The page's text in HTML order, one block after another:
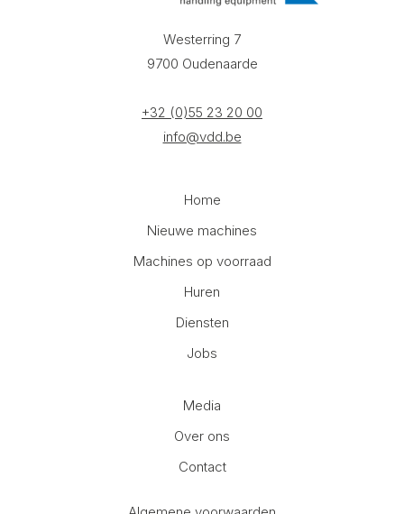
Westerring 7
9700 Oudenaarde
+32 (0)55 23 20 00
info@vdd.be
Home
Nieuwe machines
Machines op voorraad
Huren
Diensten
Jobs
Media
Over ons
Contact